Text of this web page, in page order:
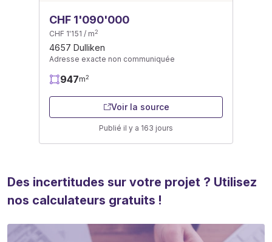
CHF 1'090'000
CHF 1'151 / m2
4657 Dulliken
Adresse exacte non communiquée
947m2
Voir la source
Publié il y a 163 jours
Des incertitudes sur votre projet ? Utilisez
nos calculateurs gratuits !